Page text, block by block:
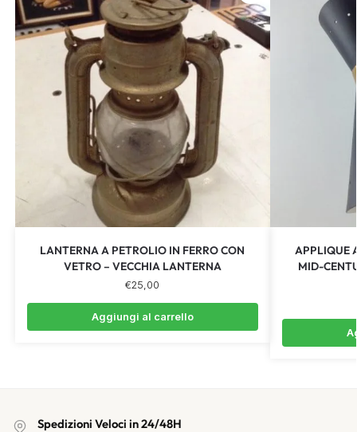
LANTERNA A PETROLIO IN FERRO CON
VETRO – VECCHIA LANTERNA
€25,00
Aggiungi al carrello
APPLIQUE
MID-
Spedizioni Veloci in 24/48H